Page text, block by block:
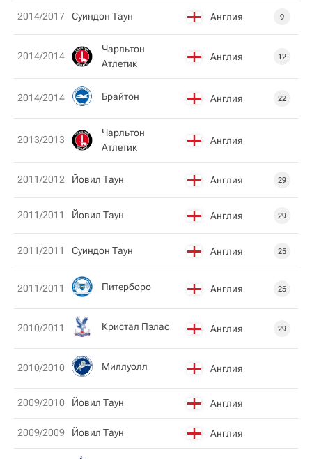
2014/2017 Суиндон Таун Англия 9
2014/2014
Чарльтон
Атлетик
Англия 12
2014/2014 Брайтон Англия 22
2013/2013
Чарльтон
Атлетик
Англия
2011/2012 Йовил Таун Англия 29
2011/2011 Йовил Таун Англия 29
2011/2011 Суиндон Таун Англия 25
2011/2011 Питерборо Англия 25
2010/2011 Кристал Пэлас Англия 29
2010/2010 Миллуолл Англия
2009/2010 Йовил Таун Англия
2009/2009 Йовил Таун Англия